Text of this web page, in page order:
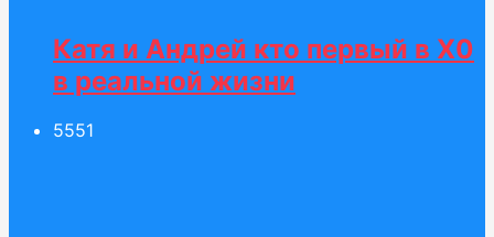
Катя и Андрей кто первый в Х0
в реальной жизни
5551